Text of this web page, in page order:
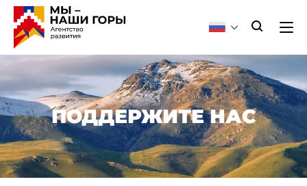
ПОДДЕРЖИТЕ НАС